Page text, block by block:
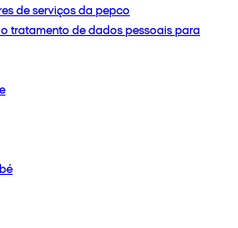
de serviços da pepco
tratamento de dados pessoais para